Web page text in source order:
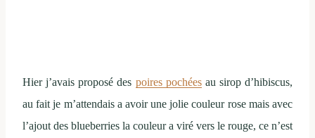
Hier j’avais proposé des poires pochéesau sirop d’hibiscus,
au fait je m’attendais a avoir une jolie couleur rose mais avec
l’ajout des blueberries la couleur a viré vers le rouge, ce n’est